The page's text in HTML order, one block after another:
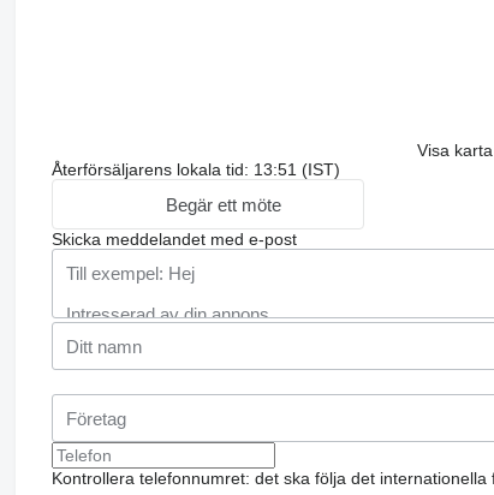
Visa karta
Återförsäljarens lokala tid: 13:51 (IST)
Begär ett möte
Skicka meddelandet med e-post
Kontrollera telefonnumret: det ska följa det internationella